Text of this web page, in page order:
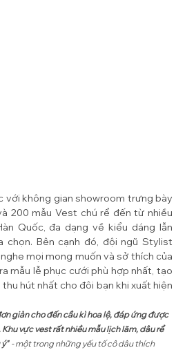
với không gian showroom trưng bày
200 mẫu Vest chú rể đến từ nhiều
Quốc, đa dạng về kiểu dáng lẫn
chọn. Bên cạnh đó, đội ngũ Stylist
mọi mong muốn và sở thích của
mẫu lễ phục cưới phù hợp nhất, tạo
hút nhất cho đôi bạn khi xuất hiện
giản cho đến cầu kì hoa lệ, đáp ứng được
vực vest rất nhiều mẫu lịch lãm, dâu rể
ý" - một trong những yếu tố cô dâu thích